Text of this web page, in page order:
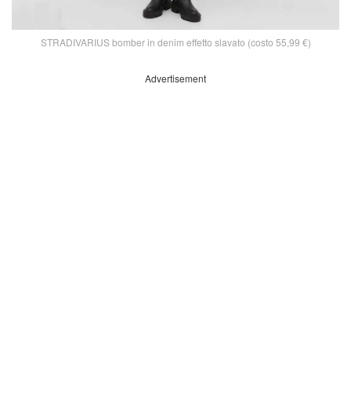
STRADIVARIUS bomber in denim effetto slavato (costo 55,99 €)
Advertisement